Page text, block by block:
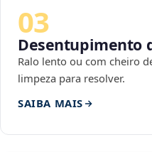
03
Desentupimento
Ralo lento ou com cheiro
limpeza para resolver.
SAIBA MAIS